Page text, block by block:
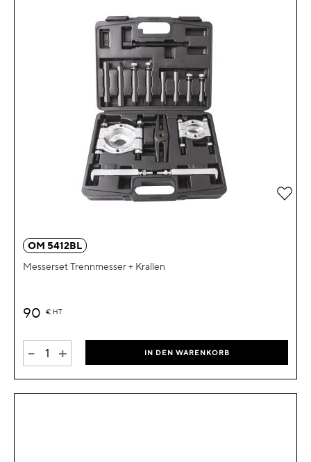
OM 5412BL
Messerset Trennmesser + Krallen
90 € HT
- + IN DEN WARENKORB
Zur